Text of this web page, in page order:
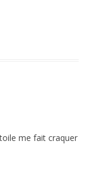
me fait craquer